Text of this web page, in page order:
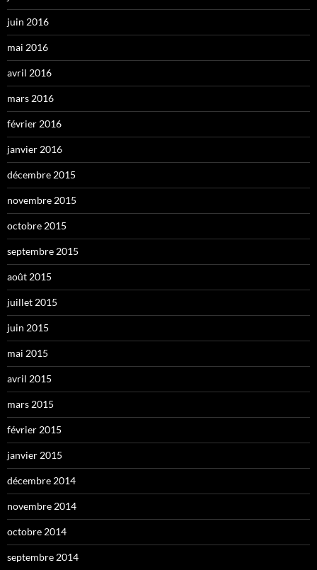
juin 2016
mai 2016
avril 2016
mars 2016
février 2016
janvier 2016
décembre 2015
novembre 2015
octobre 2015
septembre 2015
août 2015
juillet 2015
juin 2015
mai 2015
avril 2015
mars 2015
février 2015
janvier 2015
décembre 2014
novembre 2014
octobre 2014
septembre 2014